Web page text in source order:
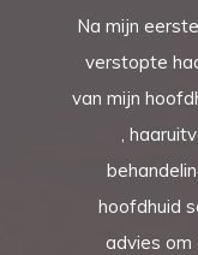
Na mijn
verstopte
van mijn
,
hoofdhuid
advies om